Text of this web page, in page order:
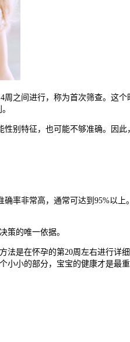
之间进行，称为首次筛查。这个
别特征，也可能不够准确。因此
非常高，通常可达到95%以上
的唯一依据。
是在怀孕的第20周左右进行详
小的部分，宝宝的健康才是最重